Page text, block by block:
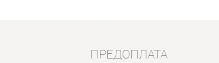
ПРЕДОПЛАТА